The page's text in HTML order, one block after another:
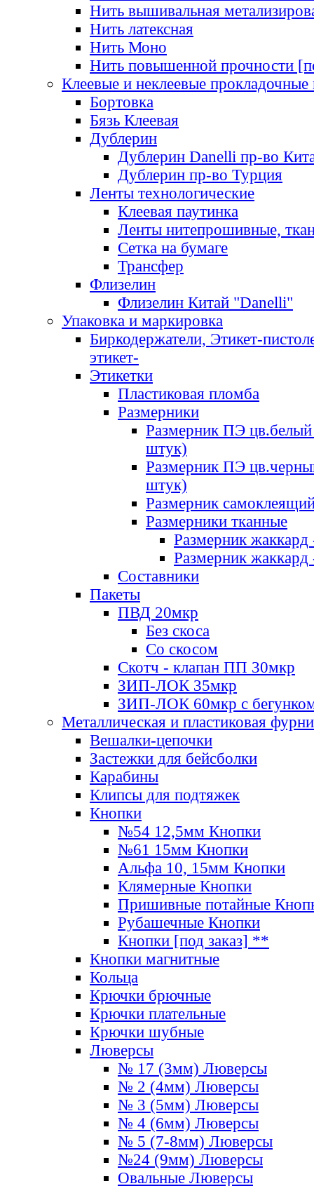
Нить вышивальная
Нить латексная
Нить Моно
Нить повышенной прочности
Клеевые и неклеевые прокладочные
Бортовка
Бязь Клеевая
Дублерин
Дублерин Danelli пр-во
Дублерин пр-во Турция
Ленты технологические
Клеевая паутинка
Ленты нитепрошивные,
Сетка на бумаге
Трансфер
Флизелин
Флизелин Китай "Danelli"
Упаковка и маркировка
Биркодержатели, Этикет-
этикет-
Этикетки
Пластиковая пломба
Размерники
Размерник ПЭ цв.белый
штук)
Размерник ПЭ
штук)
Размерник
Размерники тканные
Размерник
Размерник
Составники
Пакеты
ПВД 20мкр
Без скоса
Со скосом
Скотч - клапан ПП 30мкр
ЗИП-ЛОК 35мкр
ЗИП-ЛОК 60мкр с
Металлическая и пластиковая
Вешалки-цепочки
Застежки для бейсболки
Карабины
Клипсы для подтяжек
Кнопки
№54 12,5мм Кнопки
№61 15мм Кнопки
Альфа 10, 15мм Кнопки
Клямерные Кнопки
Пришивные потайные
Рубашечные Кнопки
Кнопки [под заказ] **
Кнопки магнитные
Кольца
Крючки брючные
Крючки плательные
Крючки шубные
Люверсы
№ 17 (3мм) Люверсы
№ 2 (4мм) Люверсы
№ 3 (5мм) Люверсы
№ 4 (6мм) Люверсы
№ 5 (7-8мм) Люверсы
№24 (9мм) Люверсы
Овальные Люверсы